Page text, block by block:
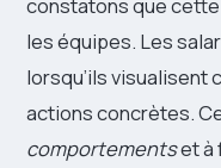
les équipes. Les
lorsqu’ils visualisent
actions concrètes.
comportementset à